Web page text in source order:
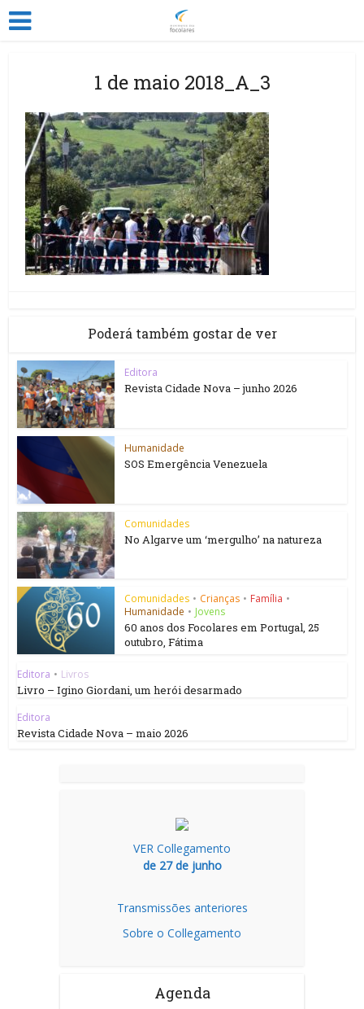
1 de maio 2018_A_3
Poderá também gostar de ver
Editora
Revista Cidade Nova – junho 2026
Humanidade
SOS Emergência Venezuela
Comunidades
No Algarve um ‘mergulho’ na natureza
Comunidades • Crianças • Família •
Humanidade • Jovens
60 anos dos Focolares em Portugal, 25
outubro, Fátima
Editora • Livros
Livro – Igino Giordani, um herói desarmado
Editora
Revista Cidade Nova – maio 2026
VER Collegamento
de 27 de junho
Transmissões anteriores
Sobre o Collegamento
Agenda